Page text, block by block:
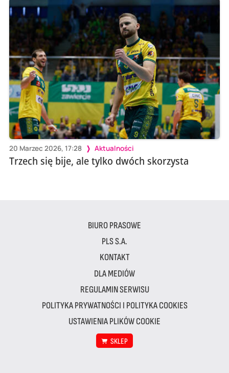
20 Marzec 2026, 17:28 Aktualności
Trzech się bije, ale tylko dwóch skorzysta
BIURO PRASOWE
PLS S.A.
KONTAKT
DLA MEDIÓW
REGULAMIN SERWISU
POLITYKA PRYWATNOŚCI I POLITYKA COOKIES
USTAWIENIA PLIKÓW COOKIE
SKLEP